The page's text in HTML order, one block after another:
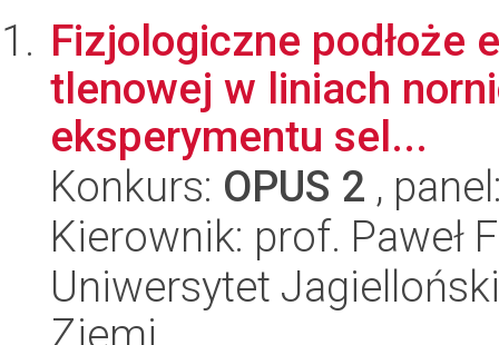
Fizjologiczne podłoże
tlenowej w liniach
eksperymentu sel...
Konkurs: OPUS 2 ,
Kierownik: prof. Paweł
Uniwersytet
Ziemi